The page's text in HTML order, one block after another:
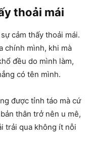
thoải mái
cảm thấy thoải mái.
chính mình, khi mà
đều do mình làm,
có tên mình.
được tỉnh táo mà cứ
thân trở nên u mê,
trải qua không ít nỗi